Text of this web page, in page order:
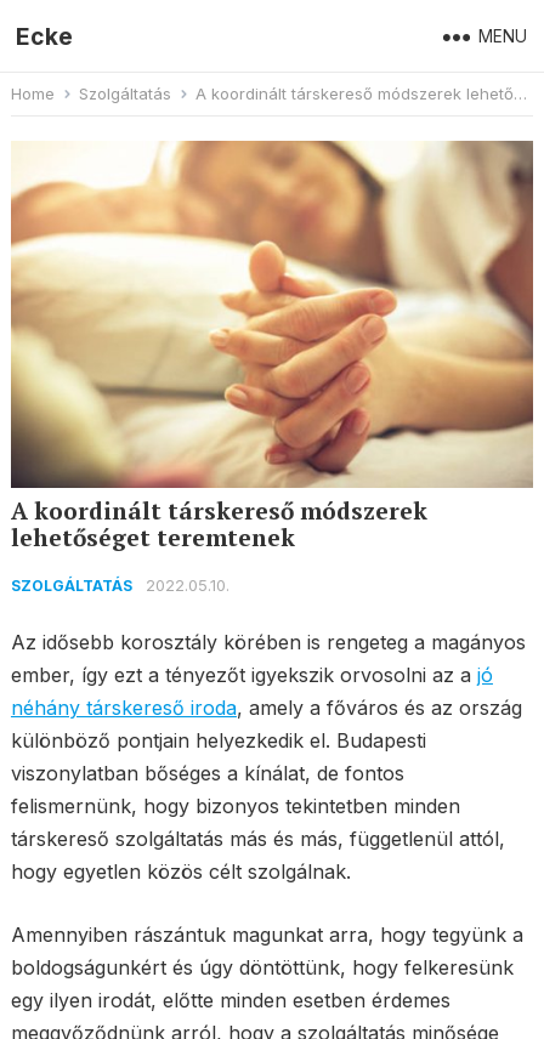
Ecke MENU
Home Szolgáltatás A koordinált társkereső módszerek lehetőséget teremtenek
A koordinált társkereső módszerek
lehetőséget teremtenek
SZOLGÁLTATÁS 2022.05.10.
Az idősebb korosztály körében is rengeteg a magányos
ember, így ezt a tényezőt igyekszik orvosolni az a jó
néhány társkereső iroda, amely a főváros és az ország
különböző pontjain helyezkedik el. Budapesti
viszonylatban bőséges a kínálat, de fontos
felismernünk, hogy bizonyos tekintetben minden
társkereső szolgáltatás más és más, függetlenül attól,
hogy egyetlen közös célt szolgálnak.
Amennyiben rászántuk magunkat arra, hogy tegyünk a
boldogságunkért és úgy döntöttünk, hogy felkeresünk
egy ilyen irodát, előtte minden esetben érdemes
meggyőződnünk arról, hogy a szolgáltatás minősége